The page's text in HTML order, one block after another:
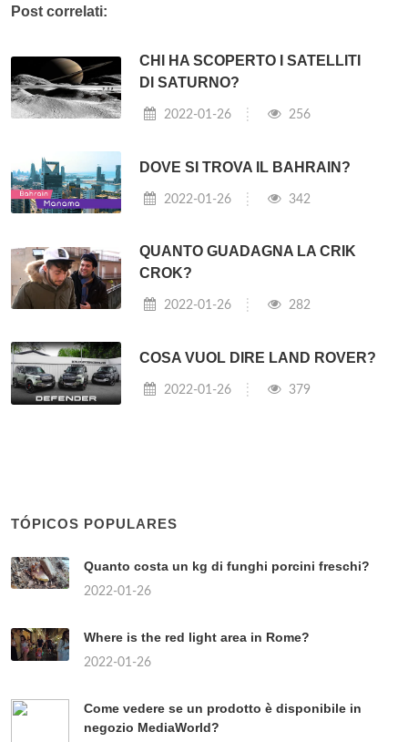
Post correlati:
CHI HA SCOPERTO I SATELLITI
DI SATURNO?
2022-01-26 256
DOVE SI TROVA IL BAHRAIN?
2022-01-26 342
QUANTO GUADAGNA LA CRIK
CROK?
2022-01-26 282
COSA VUOL DIRE LAND ROVER?
2022-01-26 379
TÓPICOS POPULARES
Quanto costa un kg di funghi porcini freschi?
2022-01-26
Where is the red light area in Rome?
2022-01-26
Come vedere se un prodotto è disponibile in
negozio MediaWorld?